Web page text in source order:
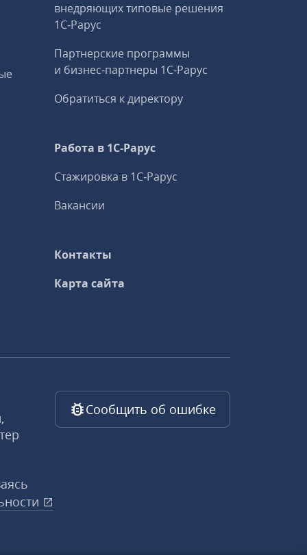
внедряющих типовые решения
1С‑Рарус
Партнерские программы
и бизнес‑партнеры 1С‑Рарус
Обратиться к директору
Работа в 1С‑Рарус
Стажировка в 1С‑Рарус
Вакансии
Контакты
Карта сайта
Сообщить об ошибке